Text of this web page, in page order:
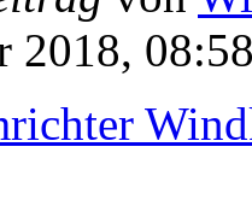
2018,